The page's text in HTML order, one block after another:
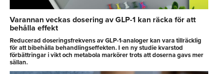
Varannan veckas dosering av GLP-1 kan räcka för att
behålla effekt
Reducerad doseringsfrekvens av GLP-1-analoger kan vara tillräcklig
för att bibehålla behandlingseffekten. I en ny studie kvarstod
förbättringar i vikt och metabola markörer trots att doserna gavs mer
sällan.